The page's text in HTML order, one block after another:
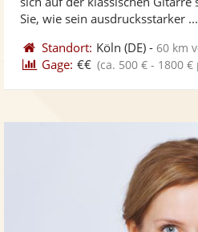
Sie, wie sein ausdrucksstarker ...
Standort: Köln (DE) -60 km
Gage: €€ (ca. 500 € - 1800